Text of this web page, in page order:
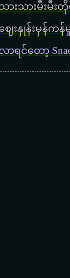
ားသားမီးမီး
ေးနှုန်းမှန်က
ာရင်တော့